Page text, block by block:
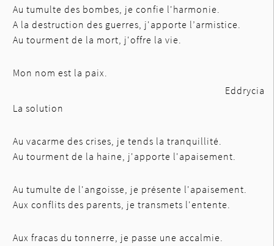
Au tumulte des bombes, je confie l'harmonie.
A la destruction des guerres, j'apporte l’armistice.
Au tourment de la mort, j'offre la vie.
Mon nom est la paix.
Eddrycia
La solution
Au vacarme des crises, je tends la tranquillité.
Au tourment de la haine, j'apporte l'apaisement.
Au tumulte de l'angoisse, je présente l'apaisement.
Aux conflits des parents, je transmets l'entente.
Aux fracas du tonnerre, je passe une accalmie.